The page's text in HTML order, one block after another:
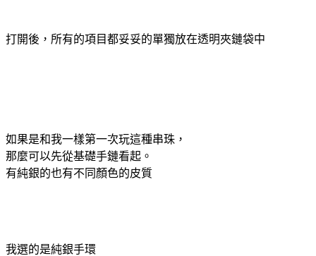
打開後，所有的項目都妥妥的單獨放在透明夾鏈袋中
如果是和我一樣第一次玩這種串珠，
那麼可以先從基礎手鏈看起。
有純銀的也有不同顏色的皮質
我選的是純銀手環